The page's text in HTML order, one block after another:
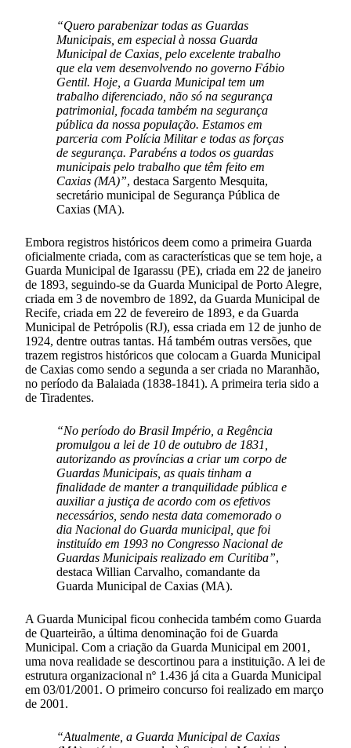
“Quero parabenizar todas as Guardas
Municipais, em especial à nossa Guarda
Municipal de Caxias, pelo excelente trabalho
que ela vem desenvolvendo no governo Fábio
Gentil. Hoje, a Guarda Municipal tem um
trabalho diferenciado, não só na segurança
patrimonial, focada também na segurança
pública da nossa população. Estamos em
parceria com Polícia Militar e todas as forças
de segurança. Parabéns a todos os guardas
municipais pelo trabalho que têm feito em
Caxias (MA)”, destaca Sargento Mesquita,
secretário municipal de Segurança Pública de
Caxias (MA).
Embora registros históricos deem como a primeira Guarda
oficialmente criada, com as características que se tem hoje, a
Guarda Municipal de Igarassu (PE), criada em 22 de janeiro
de 1893, seguindo-se da Guarda Municipal de Porto Alegre,
criada em 3 de novembro de 1892, da Guarda Municipal de
Recife, criada em 22 de fevereiro de 1893, e da Guarda
Municipal de Petrópolis (RJ), essa criada em 12 de junho de
1924, dentre outras tantas. Há também outras versões, que
trazem registros históricos que colocam a Guarda Municipal
de Caxias como sendo a segunda a ser criada no Maranhão,
no período da Balaiada (1838-1841). A primeira teria sido a
de Tiradentes.
“No período do Brasil Império, a Regência
promulgou a lei de 10 de outubro de 1831,
autorizando as províncias a criar um corpo de
Guardas Municipais, as quais tinham a
finalidade de manter a tranquilidade pública e
auxiliar a justiça de acordo com os efetivos
necessários, sendo nesta data comemorado o
dia Nacional do Guarda municipal, que foi
instituído em 1993 no Congresso Nacional de
Guardas Municipais realizado em Curitiba”,
destaca Willian Carvalho, comandante da
Guarda Municipal de Caxias (MA).
A Guarda Municipal ficou conhecida também como Guarda
de Quarteirão, a última denominação foi de Guarda
Municipal. Com a criação da Guarda Municipal em 2001,
uma nova realidade se descortinou para a instituição. A lei de
estrutura organizacional nº 1.436 já cita a Guarda Municipal
em 03/01/2001. O primeiro concurso foi realizado em março
de 2001.
“Atualmente, a Guarda Municipal de Caxias